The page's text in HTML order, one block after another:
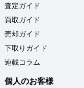
査定ガイド
買取ガイド
売却ガイド
下取りガイド
連載コラム
個人のお客様